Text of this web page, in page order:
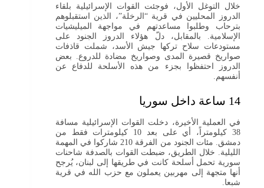
خلال التوغل الأول، فوجئت القوات الإسرائيلية بلقاء
الدروز المحليين في قرية “الرخلة”، الذين استقبلوهم
بترحاب وطلبوا مساعدتهم في مواجهة الميليشيات
الإسلامية. بالمقابل، دلّ هؤلاء الدروز الجنود على
مستودعات سلاح تركها جيش الأسد، شملت قاذفات
صواريخ قصيرة المدى وصواريخ مضادة للدروع. بعض
الدروز احتفظوا بجزء من هذه الأسلحة للدفاع عن
أنفسهم.
14 ساعة داخل سوريا
في العملية الأخيرة، دخلت القوات الإسرائيلية مسافة
38 كيلومتراً، أي على بعد 10 كيلومترات فقط من
دمشق. مئات الجنود من الفرقة 210 شاركوا في المهمة
الليلية. خلال الطريق، ضبطت القوات بالصدفة شاحنات
سورية تحمل أسلحة كانت في طريقها إلى لبنان، يُرجح
أنها متجهة إلى مهربين يعملون مع حزب الله في قرية
شبعا.